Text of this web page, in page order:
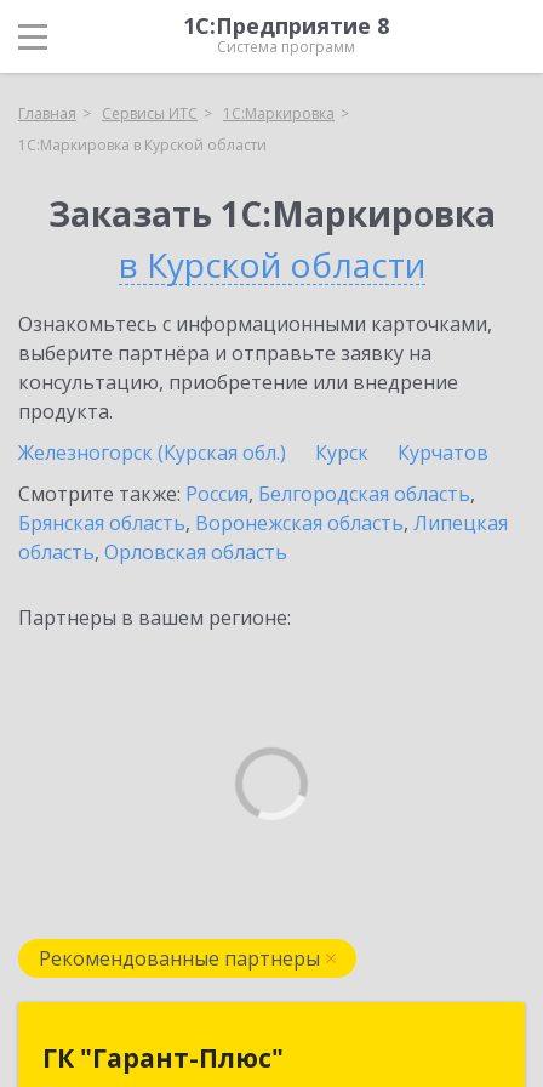
1С:Предприятие 8
Система программ
Главная Сервисы ИТС
1С:Маркировка
1С:Маркировка в Курской области
Заказать 1С:Маркировка
в Курской области
Ознакомьтесь с информационными карточками,
выберите партнёра и отправьте заявку на
консультацию, приобретение или внедрение
продукта.
Железногорск (Курская обл.)
Курск
Курчатов
Смотрите также: Россия, Белгородская область,
Брянская область, Воронежская область, Липецкая
область, Орловская область
Партнеры в вашем регионе:
Рекомендованные партнеры
ГК "Гарант-Плюс"